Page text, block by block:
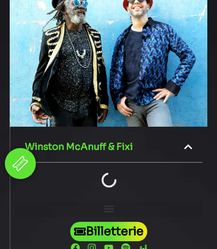
Winston McAnuff & Fixi
Billetterie